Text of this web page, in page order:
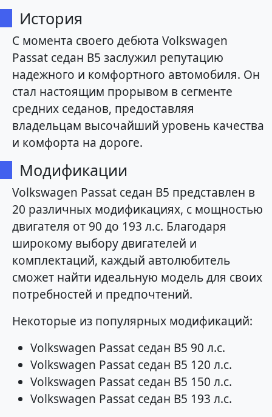
История
С момента своего дебюта Volkswagen
Passat седан B5 заслужил репутацию
надежного и комфортного автомобиля. Он
стал настоящим прорывом в сегменте
средних седанов, предоставляя
владельцам высочайший уровень качества
и комфорта на дороге.
Модификации
Volkswagen Passat седан B5 представлен в
20 различных модификациях, с мощностью
двигателя от 90 до 193 л.с. Благодаря
широкому выбору двигателей и
комплектаций, каждый автолюбитель
сможет найти идеальную модель для своих
потребностей и предпочтений.
Некоторые из популярных модификаций:
Volkswagen Passat седан B5 90 л.с.
Volkswagen Passat седан B5 120 л.с.
Volkswagen Passat седан B5 150 л.с.
Volkswagen Passat седан B5 193 л.с.